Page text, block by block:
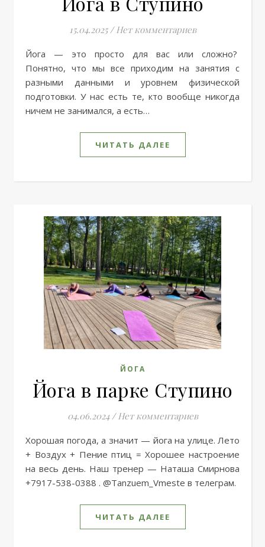
15.04.2025 / Нет комментариев
Йога — это просто для вас или сложно?
Понятно, что мы все приходим на занятия с
разными данными и уровнем физической
подготовки. У нас есть те, кто вообще никогда
ничем не занимался, а есть…
ЧИТАТЬ ДАЛЕЕ
ЙОГА
Йога в парке Ступино
04.06.2024 / Нет комментариев
Хорошая погода, а значит — йога на улице. Лето
+ Воздух + Пение птиц = Хорошее настроение
на весь день. Наш тренер — Наташа Смирнова
+7917-538-0388 . @Tanzuem_Vmeste в телеграм.
ЧИТАТЬ ДАЛЕЕ